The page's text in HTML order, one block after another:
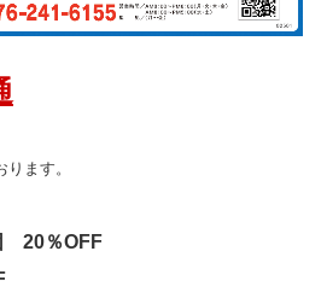
ます。
20％OFF